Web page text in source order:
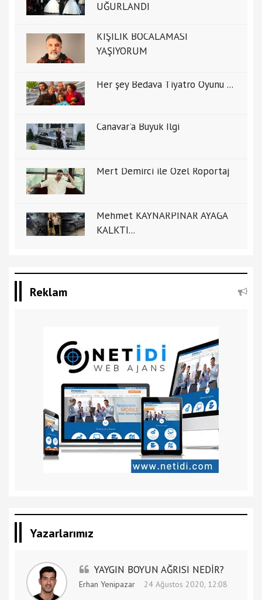
UĞURLANDI
KİŞİLİK BOCALAMASI
YAŞIYORUM
Her şey Bedava Tiyatro Oyunu ...
Canavar'a Büyük İlgi
Mert Demirci ile Özel Ropörtaj
Mehmet KAYNARPINAR AYAĞA
KALKTI...
Reklam
Yazarlarımız
YAYGIN BOYUN AĞRISI NEDİR?
Erhan Yenipazar 24 Ağustos 2020, 12:08